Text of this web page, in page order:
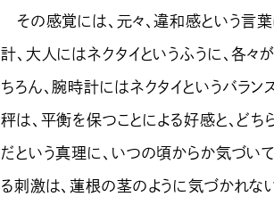
その感覚には、元々、違和感という言
計、大人にはネクタイというふうに、各
ちろん、腕時計にはネクタイというバラ
秤は、平衡を保つことによる好感と、ど
だという真理に、いつの頃からか気づい
る刺激は、蓮根の茎のように気づかれな